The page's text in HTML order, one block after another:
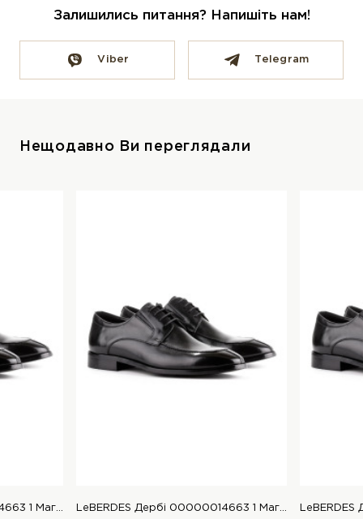
Залишились питання? Напишіть нам!
Viber Telegram
Нещодавно Ви переглядали